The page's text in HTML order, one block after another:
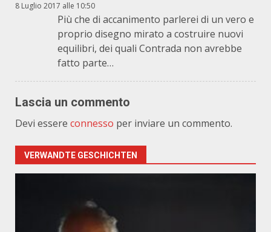
8 Luglio 2017 alle 10:50
Più che di accanimento parlerei di un vero e
proprio disegno mirato a costruire nuovi
equilibri, dei quali Contrada non avrebbe
fatto parte…
Lascia un commento
Devi essere connesso per inviare un commento.
VERWANDTE GESCHICHTEN